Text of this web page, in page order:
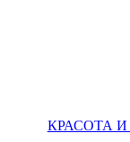
КРАСОТА И